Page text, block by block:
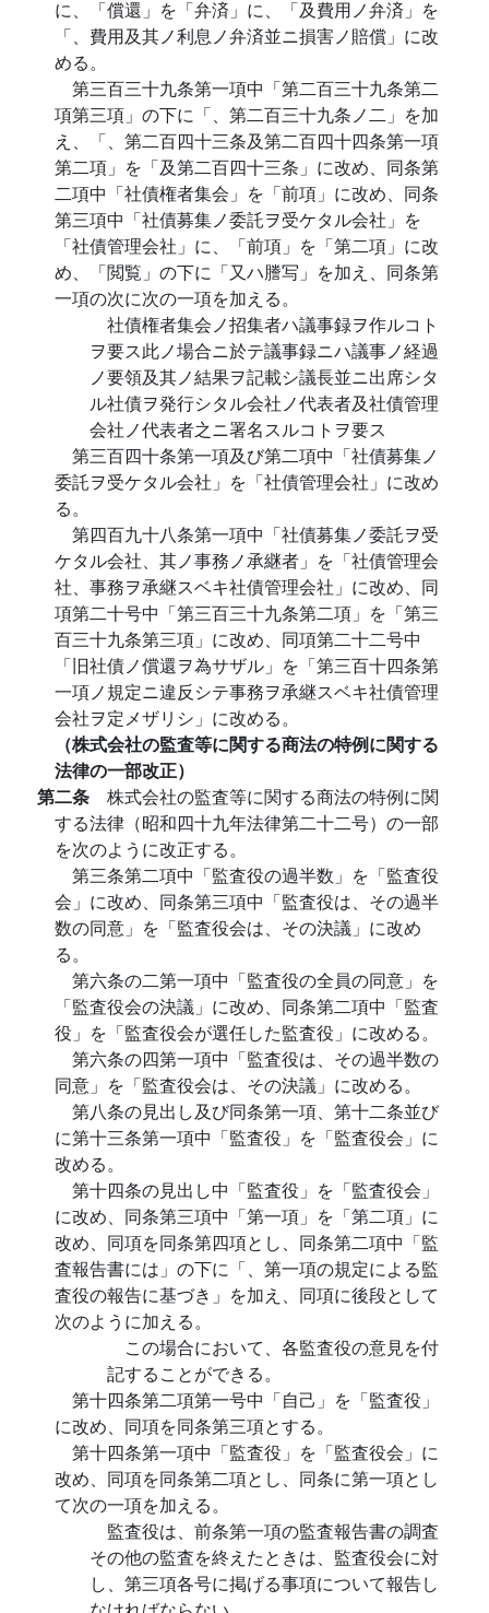
に、「償還」を「弁済」に、「及費用ノ弁済」を
「、費用及其ノ利息ノ弁済並ニ損害ノ賠償」に改
める。
第三百三十九条第一項中「第二百三十九条第二
項第三項」の下に「、第二百三十九条ノ二」を加
え、「、第二百四十三条及第二百四十四条第一項
第二項」を「及第二百四十三条」に改め、同条第
二項中「社債権者集会」を「前項」に改め、同条
第三項中「社債募集ノ委託ヲ受ケタル会社」を
「社債管理会社」に、「前項」を「第二項」に改
め、「閲覧」の下に「又ハ謄写」を加え、同条第
一項の次に次の一項を加える。
社債権者集会ノ招集者ハ議事録ヲ作ルコト
ヲ要ス此ノ場合ニ於テ議事録ニハ議事ノ経過
ノ要領及其ノ結果ヲ記載シ議長並ニ出席シタ
ル社債ヲ発行シタル会社ノ代表者及社債管理
会社ノ代表者之ニ署名スルコトヲ要ス
第三百四十条第一項及び第二項中「社債募集ノ
委託ヲ受ケタル会社」を「社債管理会社」に改め
る。
第四百九十八条第一項中「社債募集ノ委託ヲ受
ケタル会社、其ノ事務ノ承継者」を「社債管理会
社、事務ヲ承継スベキ社債管理会社」に改め、同
項第二十号中「第三百三十九条第二項」を「第三
百三十九条第三項」に改め、同項第二十二号中
「旧社債ノ償還ヲ為サザル」を「第三百十四条第
一項ノ規定ニ違反シテ事務ヲ承継スベキ社債管理
会社ヲ定メザリシ」に改める。
（株式会社の監査等に関する商法の特例に関する
法律の一部改正）
第二条 株式会社の監査等に関する商法の特例に関
する法律（昭和四十九年法律第二十二号）の一部
を次のように改正する。
第三条第二項中「監査役の過半数」を「監査役
会」に改め、同条第三項中「監査役は、その過半
数の同意」を「監査役会は、その決議」に改め
る。
第六条の二第一項中「監査役の全員の同意」を
「監査役会の決議」に改め、同条第二項中「監査
役」を「監査役会が選任した監査役」に改める。
第六条の四第一項中「監査役は、その過半数の
同意」を「監査役会は、その決議」に改める。
第八条の見出し及び同条第一項、第十二条並び
に第十三条第一項中「監査役」を「監査役会」に
改める。
第十四条の見出し中「監査役」を「監査役会」
に改め、同条第三項中「第一項」を「第二項」に
改め、同項を同条第四項とし、同条第二項中「監
査報告書には」の下に「、第一項の規定による監
査役の報告に基づき」を加え、同項に後段として
次のように加える。
この場合において、各監査役の意見を付
記することができる。
第十四条第二項第一号中「自己」を「監査役」
に改め、同項を同条第三項とする。
第十四条第一項中「監査役」を「監査役会」に
改め、同項を同条第二項とし、同条に第一項とし
て次の一項を加える。
監査役は、前条第一項の監査報告書の調査
その他の監査を終えたときは、監査役会に対
し、第三項各号に掲げる事項について報告し